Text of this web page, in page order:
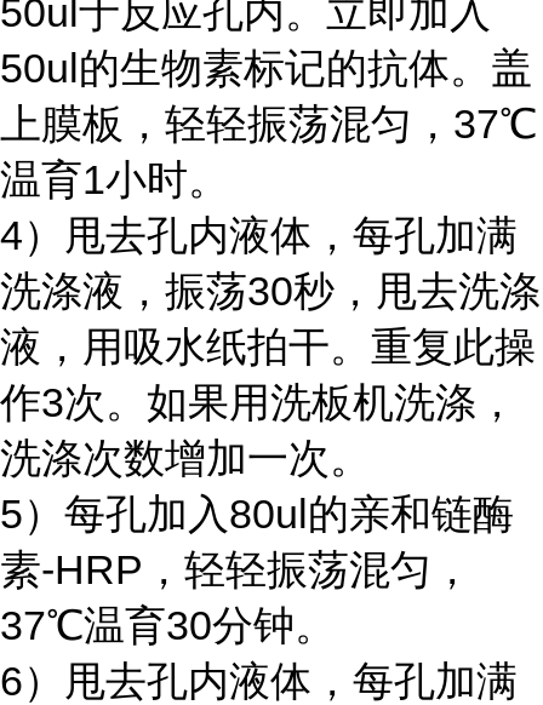
50ul于反应孔内。立即加入
50ul的生物素标记的抗体。盖
上膜板，轻轻振荡混匀，37℃
温育1小时。
4）甩去孔内液体，每孔加满
洗涤液，振荡30秒，甩去洗涤
液，用吸水纸拍干。重复此操
作3次。如果用洗板机洗涤，
洗涤次数增加一次。
5）每孔加入80ul的亲和链酶
素-HRP，轻轻振荡混匀，
37℃温育30分钟。
6）甩去孔内液体，每孔加满